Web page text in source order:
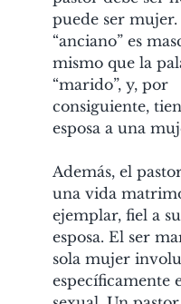
puede ser
“anciano” es
mismo que la
“marido”, y, por
consiguiente,
esposa a una
Además, el
una vida
ejemplar, fiel a
esposa. El ser
sola mujer
específicamente